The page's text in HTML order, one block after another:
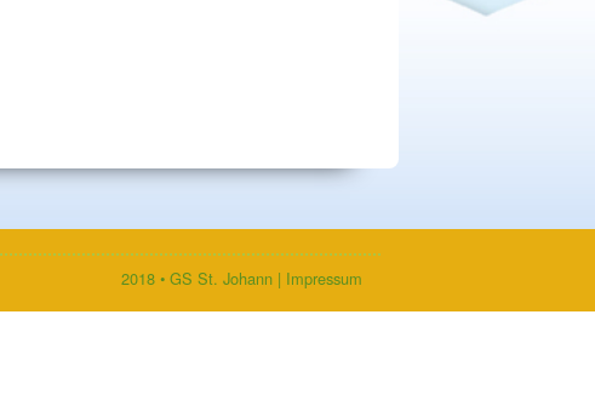
2018 • GS St. Johann | Impressum